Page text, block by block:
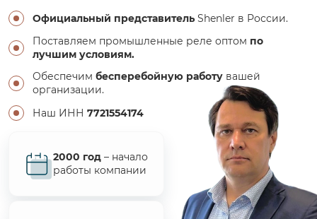
Официальный представитель Shenler в России.
Поставляем промышленные реле оптом по
лучшим условиям.
Обеспечим бесперебойную работу вашей
организации.
Наш ИНН 7721554174
2000 год – начало
работы компании